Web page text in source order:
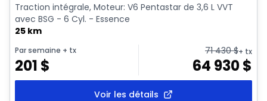
Traction intégrale, Moteur: V6 Pentastar de 3,6 L VVT
avec BSG - 6 Cyl. - Essence
25 km
Par semaine + tx
201 $
71 430$+ tx
64 930$
Voir les détails